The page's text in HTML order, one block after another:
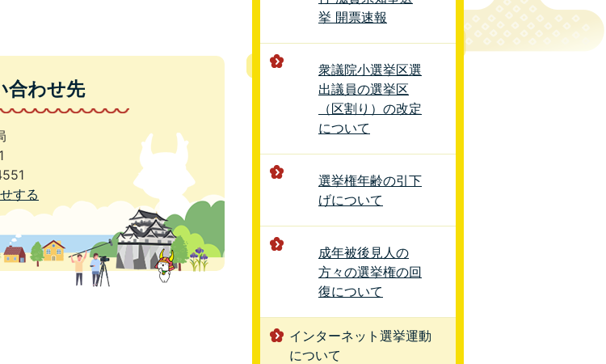
合わせ先
する
挙 開票速報
衆議院小選挙区選
出議員の選挙区
（区割り）の改定
について
選挙権年齢の引下
げについて
成年被後見人の
方々の選挙権の回
復について
インターネット選挙運動
について